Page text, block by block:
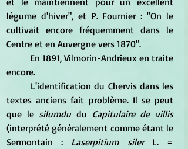
légume d'hiver", et P. Fournier : "On le
cultivait encore fréquemment dans le
Centre et en Auvergne vers 1870".
encore.
textes anciens fait problème. Il se peut
que le silumdu du Capitulaire de villis
(interprété généralement comme étant le
Sermontain : Laserpitium siler